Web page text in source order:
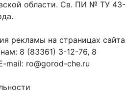
области. Св. ПИ № ТУ 43-
рекламы на страницах сайта
8 (83361) 3-12-76, 8
mail: ro@gorod-che.ru